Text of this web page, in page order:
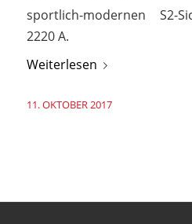
sportlich-modernen S2-
2220 A.
Weiterlesen
11. OKTOBER 2017